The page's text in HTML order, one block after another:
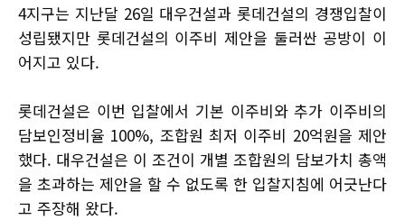
4지구는 지난달 26일 대우건설과 롯데건설의 경쟁입찰이
성립됐지만 롯데건설의 이주비 제안을 둘러싼 공방이 이
어지고 있다.
롯데건설은 이번 입찰에서 기본 이주비와 추가 이주비의
담보인정비율 100%, 조합원 최저 이주비 20억원을 제안
했다. 대우건설은 이 조건이 개별 조합원의 담보가치 총액
을 초과하는 제안을 할 수 없도록 한 입찰지침에 어긋난다
고 주장해 왔다.